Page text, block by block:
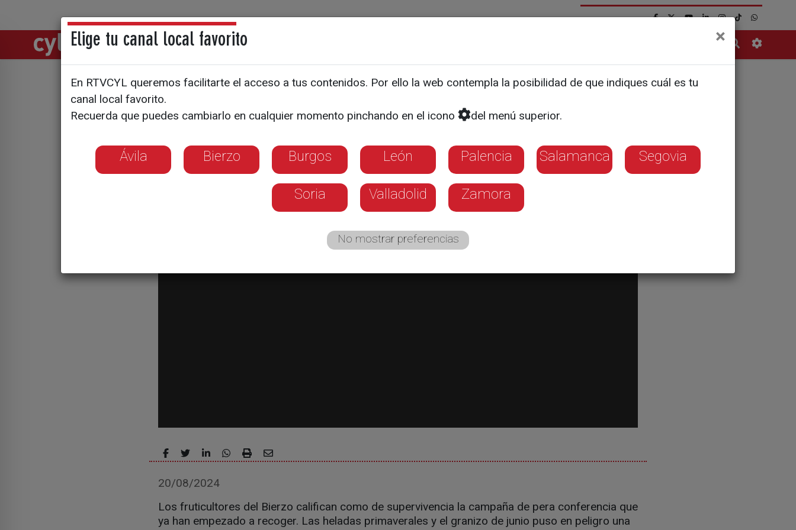
Directos Noticias
Se espera una cosecha de 12,5 millones de
kilos de pera conferencia en El Bierzo
20/08/2024
Los fruticultores del Bierzo califican como de supervivencia la campaña de pera conferencia que
ya han empezado a recoger. Las heladas primaverales y el granizo de junio puso en peligro una
Elige tu canal local favorito ×
En RTVCYL queremos facilitarte el acceso a tus contenidos. Por ello la web contempla la posibilidad de que indiques cuál es tu
canal local favorito.
Recuerda que puedes cambiarlo en cualquier momento pinchando en el icono
del menú superior.
Ávila Bierzo Burgos León Palencia Salamanca Segovia
Soria Valladolid Zamora
No mostrar preferencias